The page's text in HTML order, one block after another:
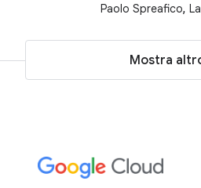
Paolo Spreafico,
Mostra